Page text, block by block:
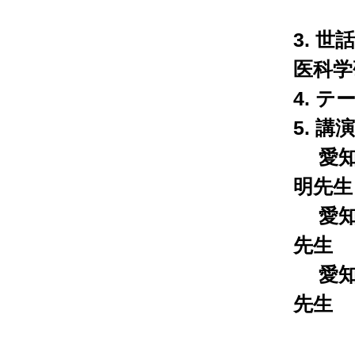
3. 世
医科
4. テ
5. 講
愛
明先生
愛
先生
愛
先生